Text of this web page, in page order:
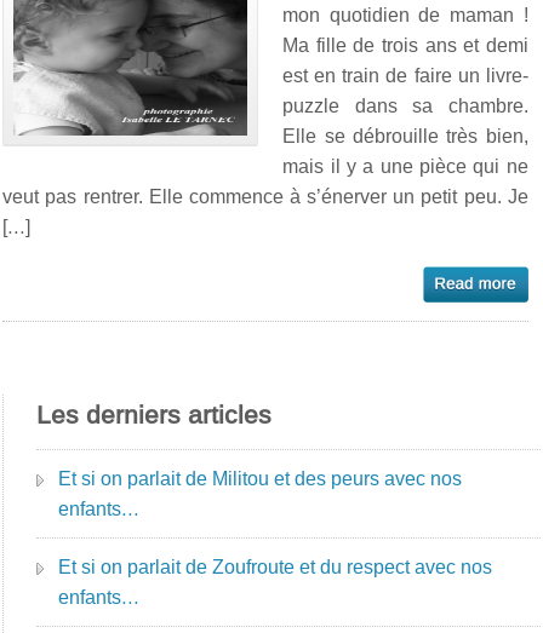
mon quotidien de maman !
Ma fille de trois ans et demi
est en train de faire un livre-
puzzle dans sa chambre.
Elle se débrouille très bien,
mais il y a une pièce qui ne
veut pas rentrer. Elle commence à s’énerver un petit peu. Je
[…]
Les derniers articles
Et si on parlait de Militou et des peurs avec nos
enfants…
Et si on parlait de Zoufroute et du respect avec nos
enfants…